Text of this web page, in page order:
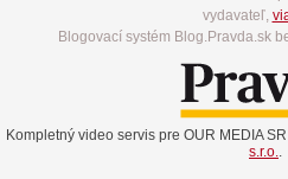
vydavateľ,
Blogovací systém Blog.Pravda.sk
Kompletný video servis pre OUR MEDIA
s.r.o..